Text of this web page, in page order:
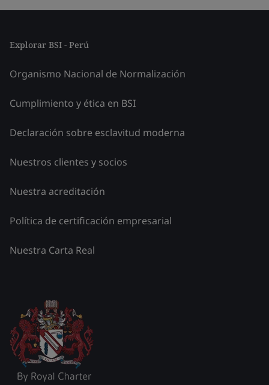
Explorar BSI - Perú
Organismo Nacional de Normalización
Cumplimiento y ética en BSI
Declaración sobre esclavitud moderna
Nuestros clientes y socios
Nuestra acreditación
Política de certificación empresarial
Nuestra Carta Real